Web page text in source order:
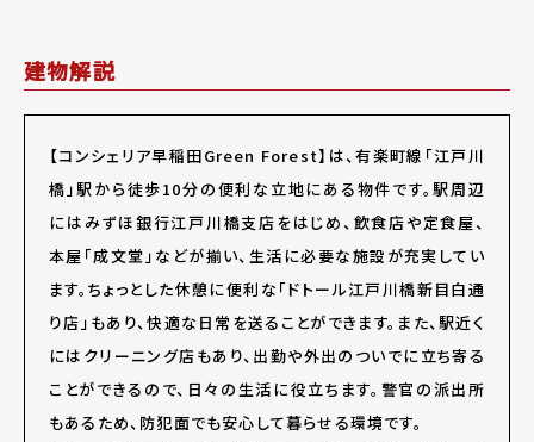
建物解説
【コンシェリア早稲田Green Forest】は、有楽町線「江戸川
橋」駅から徒歩10分の便利な立地にある物件です。駅周辺
にはみずほ銀行江戸川橋支店をはじめ、飲食店や定食屋、
本屋「成文堂」などが揃い、生活に必要な施設が充実してい
ます。ちょっとした休憩に便利な「ドトール江戸川橋新目白通
り店」もあり、快適な日常を送ることができます。また、駅近く
にはクリーニング店もあり、出勤や外出のついでに立ち寄る
ことができるので、日々の生活に役立ちます。警官の派出所
もあるため、防犯面でも安心して暮らせる環境です。